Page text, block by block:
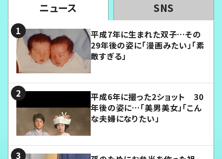
ニュース SNS
平成7年に生まれた双子…その
29年後の姿に「漫画みたい」「素
敵すぎる」
平成6年に撮った2ショット 30
年後の姿に…「美男美女」「こん
な夫婦になりたい」